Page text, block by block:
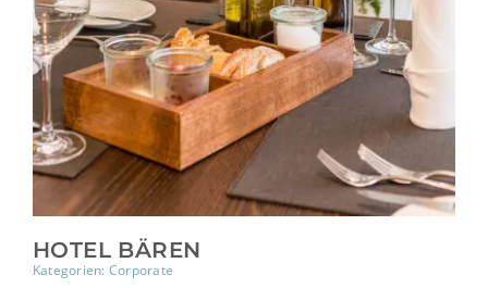
HOTEL BÄREN
Kategorien: Corporate